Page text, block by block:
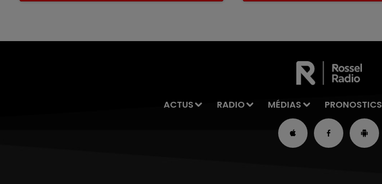
ACTUS RADIO MÉDIAS PRONOSTICS